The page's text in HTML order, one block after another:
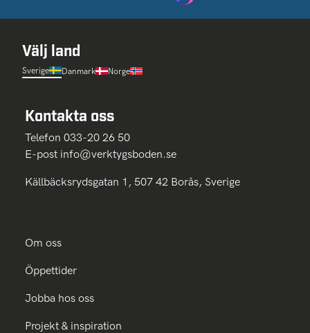
Välj land
Sverige Danmark Norge
Kontakta oss
Telefon 033-20 26 50
E-post info@verktygsboden.se
Källbäcksrydsgatan 1, 507 42 Borås, Sverige
Om oss
Öppettider
Jobba hos oss
Projekt & inspiration